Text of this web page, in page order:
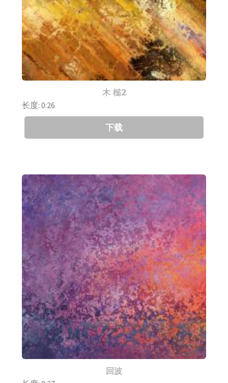
木 槌2
长度: 0:26
下载
回波